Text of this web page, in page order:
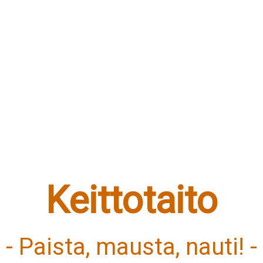
Keittotaito
- Paista, mausta, nauti! -